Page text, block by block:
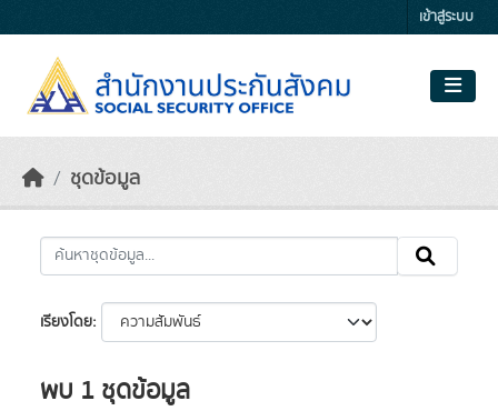
เข้าสู่ระบบ
ชุดข้อมูล
เรียงโดย
พบ 1 ชุดข้อมูล